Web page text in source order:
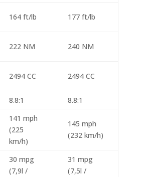
164 ft/lb 177 ft/lb
222 NM 240 NM
2494 CC 2494 CC
8.8:1 8.8:1
141 mph
(225
km/h)
145 mph
(232 km/h)
30 mpg
(7,9l /
31 mpg
(7,5l /